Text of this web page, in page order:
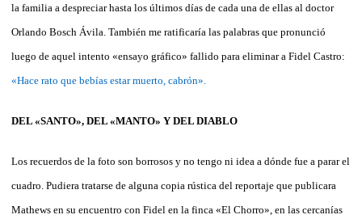
la familia a despreciar hasta los últimos días de cada una de ellas al doctor
Orlando Bosch Ávila. También me ratificaría las palabras que pronunció
luego de aquel intento «ensayo gráfico» fallido para eliminar a Fidel Castro:
«Hace rato que bebías estar muerto, cabrón».
DEL «SANTO», DEL «MANTO» Y DEL DIABLO
Los recuerdos de la foto son borrosos y no tengo ni idea a dónde fue a parar el
cuadro. Pudiera tratarse de alguna copia rústica del reportaje que publicara
Mathews en su encuentro con Fidel en la finca «El Chorro», en las cercanías